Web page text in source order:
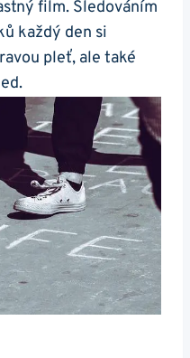
film.⁤ Sledováním
každý den si‌
pleť, ale také